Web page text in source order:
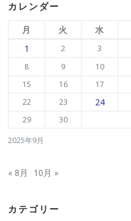
カレンダー
2025年9月
月 火 水
1
2 3
8
9 10
15
16 17
22
23 24
29
30
« 8月 10月 »
カテゴリー